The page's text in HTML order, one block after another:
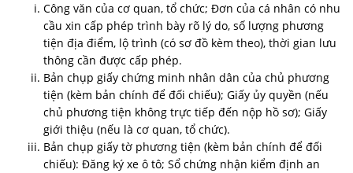
Công văn của cơ quan, tổ chức; Đơn của cá nhân có nhu
cầu xin cấp phép trình bày rõ lý do, số lượng phương
tiện địa điểm, lộ trình (có sơ đồ kèm theo), thời gian lưu
thông cần được cấp phép.
Bản chụp giấy chứng minh nhân dân của chủ phương
tiện (kèm bản chính để đối chiếu); Giấy ủy quyền (nếu
chủ phương tiện không trực tiếp đến nộp hồ sơ); Giấy
giới thiệu (nếu là cơ quan, tổ chức).
Bản chụp giấy tờ phương tiện (kèm bản chính để đối
chiếu): Đăng ký xe ô tô; Sổ chứng nhận kiểm định an